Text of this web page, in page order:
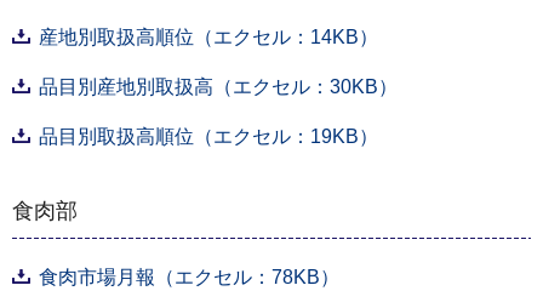
産地別取扱高順位（エクセル：14KB）
品目別産地別取扱高（エクセル：30KB）
品目別取扱高順位（エクセル：19KB）
食肉部
食肉市場月報（エクセル：78KB）